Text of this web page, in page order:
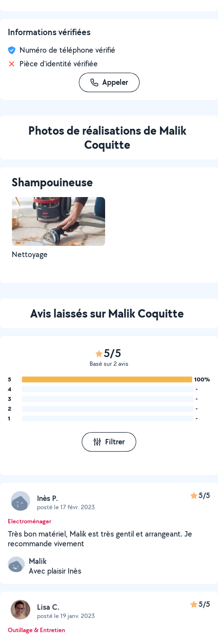
Informations vérifiées
Numéro de téléphone vérifié
Pièce d'identité vérifiée
Appeler
Photos de réalisations de Malik
Coquitte
Shampouineuse
Nettoyage
Avis laissés sur Malik Coquitte
5/5
Basé sur 2 avis
5
100%
4
-
3
-
2
-
1
-
Filtrer
Inès P.
posté le 17 févr. 2023
5/5
Electroménager
Très bon matériel, Malik est très gentil et arrangeant. Je
recommande vivement
Malik
Avec plaisir Inès
Lisa C.
posté le 19 janv. 2023
5/5
Outillage & Entretien